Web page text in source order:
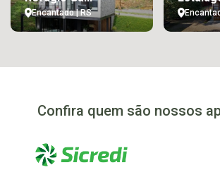
Encantado | RS
Confira quem são nossos